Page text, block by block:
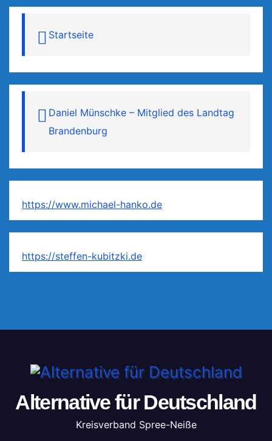
Startseite
Daniel Münschke – Mitglied des Landtag
Brandenburg
https://www.michael-hanko.de
https://steffen-kubitzki.de
Alternative für Deutschland
Kreisverband Spree-Neiße